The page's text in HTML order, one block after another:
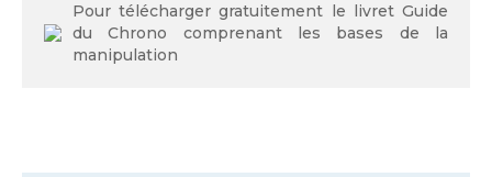
Pour télécharger gratuitement le livret Guide
du Chrono comprenant les bases de la
manipulation